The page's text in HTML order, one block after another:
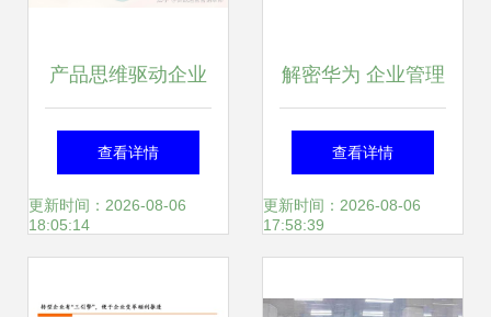
产品思维驱动企业
营销管理 从洞察需
求到价值共创
查看详情
更新时间：2026-08-06
18:05:14
解密华为 企业管理
精华速递，今日限
时领
查看详情
更新时间：2026-08-06
17:58:39